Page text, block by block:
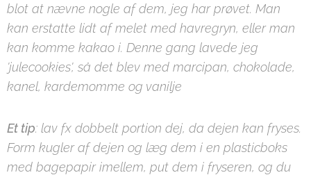
blot at nævne nogle af dem, jeg har prøvet. Man
kan erstatte lidt af melet med havregryn, eller man
kan komme kakao i. Denne gang lavede jeg
'julecookies', så det blev med marcipan, chokolade,
kanel, kardemomme og vanilje
Et tip: lav fx dobbelt portion dej, da dejen kan fryses.
Form kugler af dejen og læg dem i en plasticboks
med bagepapir imellem, put dem i fryseren, og du